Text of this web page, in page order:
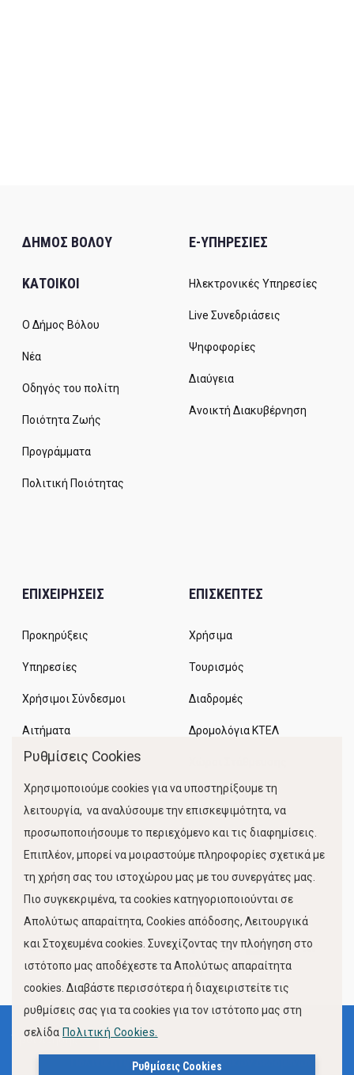
ΔΗΜΟΣ ΒΟΛΟΥ
ΚΑΤΟΙΚΟΙ
Ο Δήμος Βόλου
Νέα
Οδηγός του πολίτη
Ποιότητα Ζωής
Προγράμματα
Πολιτική Ποιότητας
E-ΥΠΗΡΕΣΙΕΣ
Ηλεκτρονικές Υπηρεσίες
Live Συνεδριάσεις
Ψηφοφορίες
Διαύγεια
Ανοικτή Διακυβέρνηση
ΕΠΙΧΕΙΡΗΣΕΙΣ
Προκηρύξεις
Υπηρεσίες
Χρήσιμοι Σύνδεσμοι
Αιτήματα
ΕΠΙΣΚΕΠΤΕΣ
Χρήσιμα
Τουρισμός
Διαδρομές
Δρομολόγια ΚΤΕΛ
Κίνηση Λιμένος
FOLLOW US
Όροι Χρήσης
Πολιτική Προστασίας Προσωπικών Δεδομένων
Ρυθμίσεις Cookies
Χρησιμοποιούμε cookies για να υποστηρίξουμε τη
λειτουργία, να αναλύσουμε την επισκεψιμότητα, να
προσωποποιήσουμε το περιεχόμενο και τις διαφημίσεις.
Επιπλέον, μπορεί να μοιραστούμε πληροφορίες σχετικά με
τη χρήση σας του ιστοχώρου μας με του συνεργάτες μας.
Πιο συγκεκριμένα, τα cookies κατηγοριοποιούνται σε
Απολύτως απαραίτητα, Cookies απόδοσης, Λειτουργικά
και Στοχευμένα cookies. Συνεχίζοντας την πλοήγηση στο
ιστότοπο μας αποδέχεστε τα Απολύτως απαραίτητα
cookies. Διαβάστε περισσότερα ή διαχειριστείτε τις
ρυθμίσεις σας για τα cookies για τον ιστότοπο μας στη
σελίδα Πολιτική Cookies.
Ρυθμίσεις Cookies